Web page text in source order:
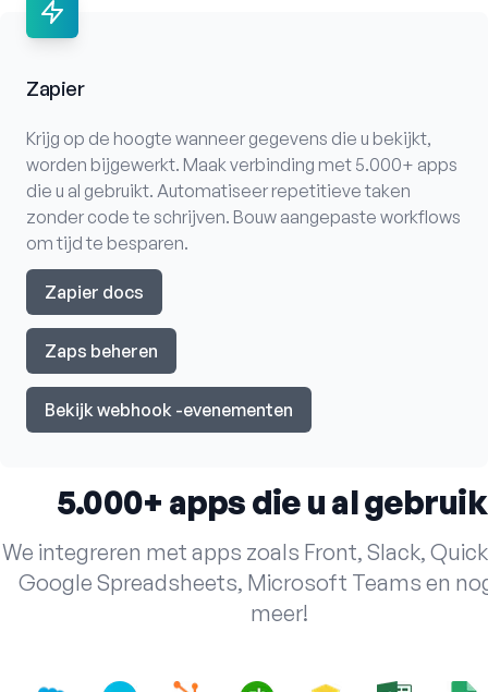
Zapier
Krijg op de hoogte wanneer gegevens die u bekijkt,
worden bijgewerkt. Maak verbinding met 5.000+ apps
die u al gebruikt. Automatiseer repetitieve taken
zonder code te schrijven. Bouw aangepaste workflows
om tijd te besparen.
Zapier docs
Zaps beheren
Bekijk webhook -evenementen
5.000+ apps die u al
We integreren met apps zoals Front, Slack,
Google Spreadsheets, Microsoft Teams en
meer!